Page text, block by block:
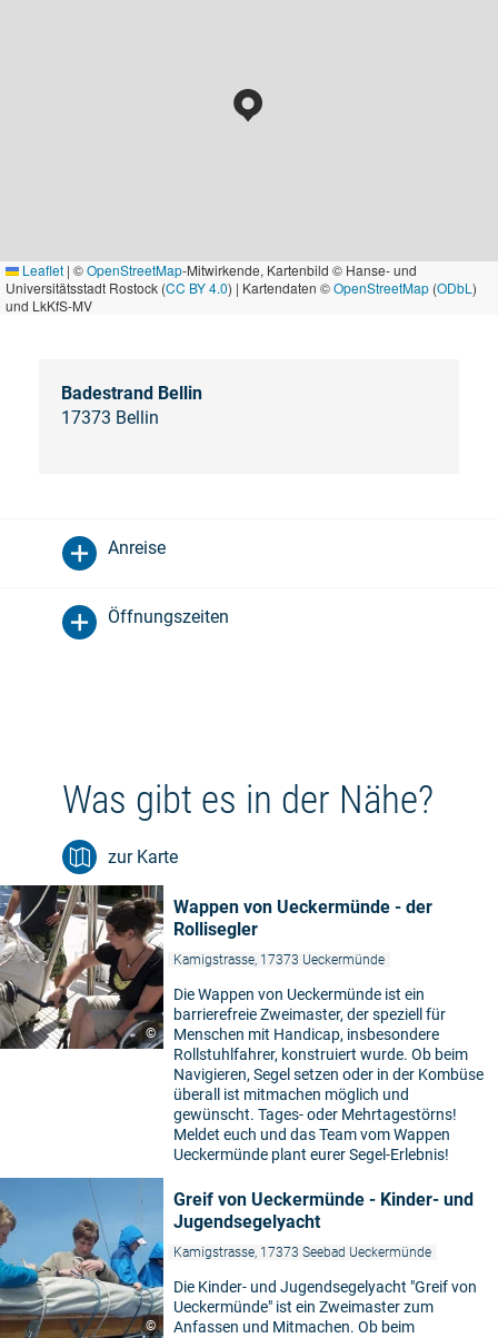
Leaflet | ©OpenStreetMap-Mitwirkende, Kartenbild © Hanse- und
Universitätsstadt Rostock (CC BY 4.0) | Kartendaten ©OpenStreetMap (ODbL )
und LkKfS-MV
Badestrand Bellin
17373 Bellin
Anreise
Öffnungszeiten
Was gibt es in der Nähe?
zur Karte
©
Wappen von Ueckermünde - der
Rollisegler
Kamigstrasse, 17373 Ueckermünde
Die Wappen von Ueckermünde ist ein
barrierefreie Zweimaster, der speziell für
Menschen mit Handicap, insbesondere
Rollstuhlfahrer, konstruiert wurde. Ob beim
Navigieren, Segel setzen oder in der Kombüse
überall ist mitmachen möglich und
gewünscht. Tages- oder Mehrtagestörns!
Meldet euch und das Team vom Wappen
Ueckermünde plant eurer Segel-Erlebnis!
©
Greif von Ueckermünde - Kinder- und
Jugendsegelyacht
Kamigstrasse, 17373 Seebad Ueckermünde
Die Kinder- und Jugendsegelyacht "Greif von
Ueckermünde" ist ein Zweimaster zum
Anfassen und Mitmachen. Ob beim